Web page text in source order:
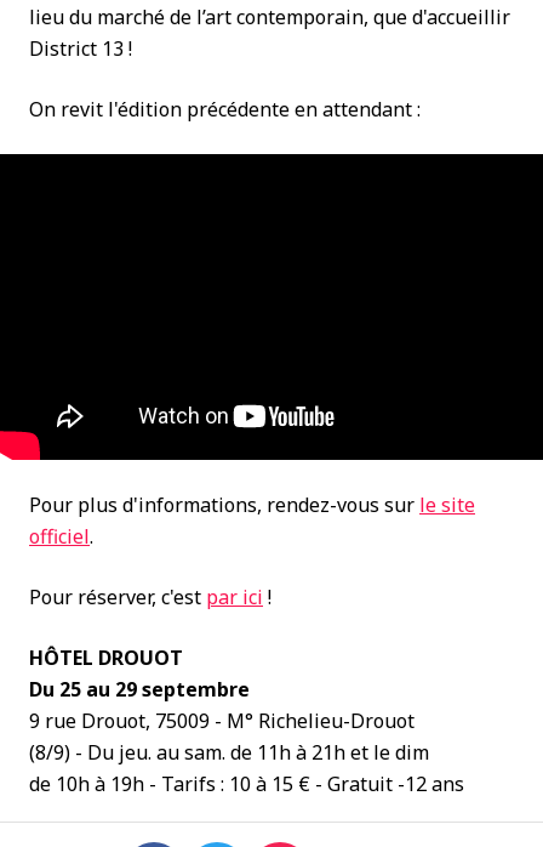
lieu du marché de l’art contemporain, que d'accueillir
District 13 !
On revit l'édition précédente en attendant :
Pour plus d'informations, rendez-vous sur le site
officiel.
Pour réserver, c'est par ici !
HÔTEL DROUOT
Du 25 au 29 septembre
9 rue Drouot, 75009 - M° Richelieu-Drouot
(8/9) - Du jeu. au sam. de 11h à 21h et le dim
de 10h à 19h - Tarifs : 10 à 15 € - Gratuit -12 ans